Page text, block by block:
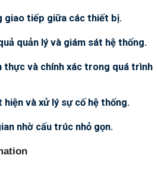
giao tiếp giữa các thiết bị.
quản lý và giám sát hệ thống.
thực và chính xác trong quá trình
hiện và xử lý sự cố hệ thống.
nhờ cấu trúc nhỏ gọn.